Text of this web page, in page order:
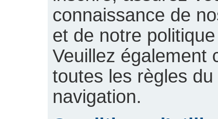
connaissance de
et de notre
Veuillez également
toutes les règles
navigation.